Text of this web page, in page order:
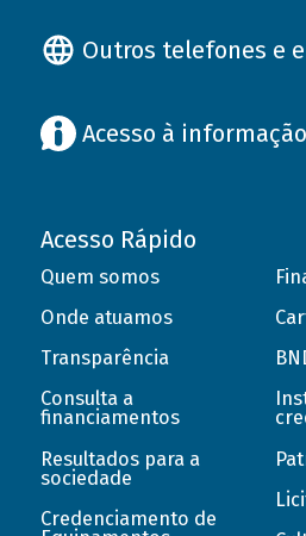
Outros telefones e
Acesso à informação
Acesso Rápido
Quem somos
Onde atuamos
Transparência
Consulta a
financiamentos
Resultados para a
sociedade
Credenciamento de